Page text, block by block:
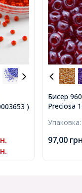
)
0,
Бисер
Preciosa
Круглый,
Упаковка:
97,00